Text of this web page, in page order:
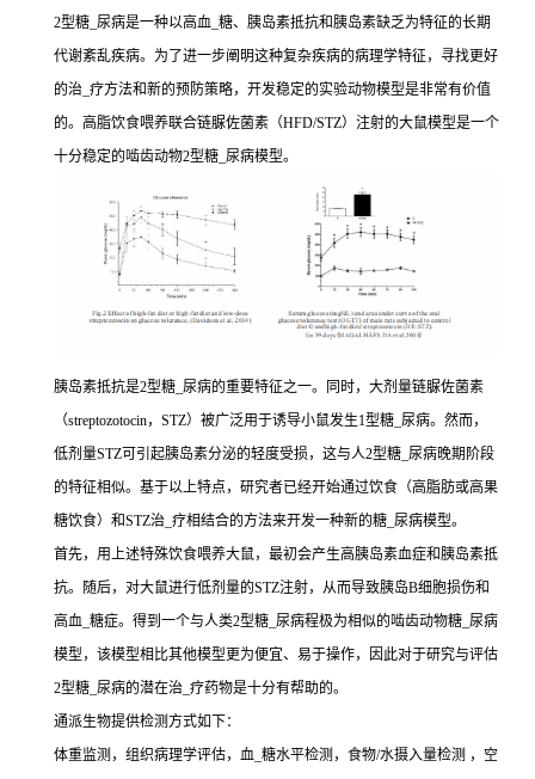
2型糖_尿病是一种以高血_糖、胰岛素抵抗和胰岛素缺乏为特征的长期
代谢紊乱疾病。为了进一步阐明这种复杂疾病的病理学特征，寻找更好
的治_疗方法和新的预防策略，开发稳定的实验动物模型是非常有价值
的。高脂饮食喂养联合链脲佐菌素（HFD/STZ）注射的大鼠模型是一个
十分稳定的啮齿动物2型糖_尿病模型。
胰岛素抵抗是2型糖_尿病的重要特征之一。同时，大剂量链脲佐菌素
（streptozotocin，STZ）被广泛用于诱导小鼠发生1型糖_尿病。然而，
低剂量STZ可引起胰岛素分泌的轻度受损，这与人2型糖_尿病晚期阶段
的特征相似。基于以上特点，研究者已经开始通过饮食（高脂肪或高果
糖饮食）和STZ治_疗相结合的方法来开发一种新的糖_尿病模型。
首先，用上述特殊饮食喂养大鼠，最初会产生高胰岛素血症和胰岛素抵
抗。随后，对大鼠进行低剂量的STZ注射，从而导致胰岛B细胞损伤和
高血_糖症。得到一个与人类2型糖_尿病程极为相似的啮齿动物糖_尿病
模型，该模型相比其他模型更为便宜、易于操作，因此对于研究与评估
2型糖_尿病的潜在治_疗药物是十分有帮助的。
通派生物提供检测方式如下：
体重监测，组织病理学评估，血_糖水平检测，食物/水摄入量检测 ，空